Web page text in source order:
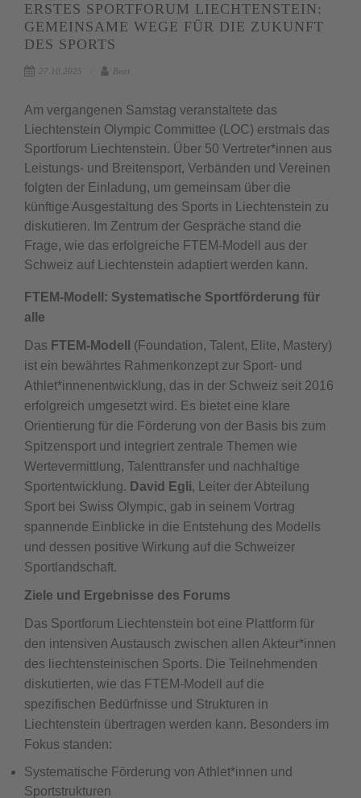
ERSTES SPORTFORUM LIECHTENSTEIN:
GEMEINSAME WEGE FÜR DIE ZUKUNFT
DES SPORTS
27.10.2025 Beat
Am vergangenen Samstag veranstaltete das
Liechtenstein Olympic Committee (LOC) erstmals das
Sportforum Liechtenstein. Über 50 Vertreter*innen aus
Leistungs- und Breitensport, Verbänden und Vereinen
folgten der Einladung, um gemeinsam über die
künftige Ausgestaltung des Sports in Liechtenstein zu
diskutieren. Im Zentrum der Gespräche stand die
Frage, wie das erfolgreiche FTEM-Modell aus der
Schweiz auf Liechtenstein adaptiert werden kann.
FTEM-Modell: Systematische Sportförderung für
alle
Das FTEM-Modell
(Foundation, Talent, Elite, Mastery)
ist ein bewährtes Rahmenkonzept zur Sport- und
Athlet*innenentwicklung, das in der Schweiz seit 2016
erfolgreich umgesetzt wird. Es bietet eine klare
Orientierung für die Förderung von der Basis bis zum
Spitzensport und integriert zentrale Themen wie
Wertevermittlung, Talenttransfer und nachhaltige
Sportentwicklung. David Egli, Leiter der Abteilung
Sport bei Swiss Olympic, gab in seinem Vortrag
spannende Einblicke in die Entstehung des Modells
und dessen positive Wirkung auf die Schweizer
Sportlandschaft.
Ziele und Ergebnisse des Forums
Das Sportforum Liechtenstein bot eine Plattform für
den intensiven Austausch zwischen allen Akteur*innen
des liechtensteinischen Sports. Die Teilnehmenden
diskutierten, wie das FTEM-Modell auf die
spezifischen Bedürfnisse und Strukturen in
Liechtenstein übertragen werden kann. Besonders im
Fokus standen:
Systematische Förderung von Athlet*innen und
Sportstrukturen